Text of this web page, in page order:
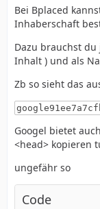
Bei Bplaced
Inhaberschaft
Dazu brauchst
Inhalt ) und als
Zb so sieht das
Googel bietet
<head> kopieren
ungefähr so
Code